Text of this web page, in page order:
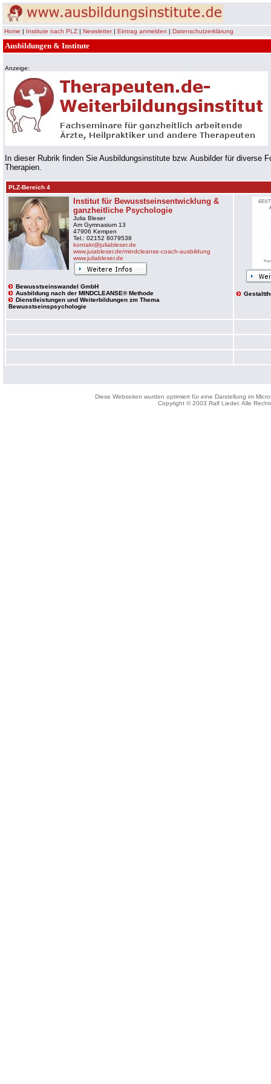
Home | Institute nach PLZ | Newsletter| Eintrag anmelden | Datenschutzerklärung
Ausbildungen &
Anzeige:
In dieser Rubrik finden Sie Ausbildungsinstitute bzw. Ausbilder für diverse
Therapien.
PLZ-Bereich 4
Institut für Bewusstseinsentwicklung &
ganzheitliche Psychologie
Julia Bleser
Am Gymnasium 13
47906 Kempen
Tel.: 02152 8079538
kontakt@juliableser.de
www.juiableser.de/mindcleanse-coach-ausbildung
www.juliableser.de
Bewusstseinswandel GmbH
Ausbildung nach der MINDCLEANSE® Methode
Dienstleistungen und Weiterbildungen zm Thema
Bewusstseinspsychologie
Diese Webseiten wurden optimiert für eine Darstellung im
Copyright © 2003 Ralf Lieder. Alle